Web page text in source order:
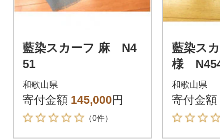
藍染スカーフ 麻 N4
51
和歌山県
寄付金額 145,000円
（0件）
藍染ス
様
和歌山県
寄付金額